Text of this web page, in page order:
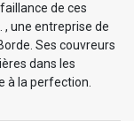
de ces
, une entreprise de
Ses couvreurs
dans les
à la perfection.